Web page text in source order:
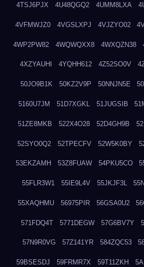
4TSJ6PJX 4U48QGQ2 4UMM8LXA
4VFMWJZ0 4VGSLXPJ 4VJZYO02
4WP2PW82 4WQWQXX8 4WXQZN38
4XZYAUHI 4YQHH612 4Z52SO0V
50JO9B1K 50KZ2V9P 50NNJN5E
5160U7JM 51D7XGKL 51JUGSIB
51ZE8MKB 522X4O28 52D4GH9B
52SYO0Q2 52TPECFV 52W5K0BY
53EKZAMH 53Z8FUAW 54PKU5CO
55FLR3W1 55IE9L4V 55JKJF3L
55XAQHMU 56975PIR 56GSA0U2
571FDQ4T 5771DEGW 57G6BV7Y
57N9R0VG 57Z141YR 584ZQC53
59BSESDJ 59FRMR7X 59T11ZKH